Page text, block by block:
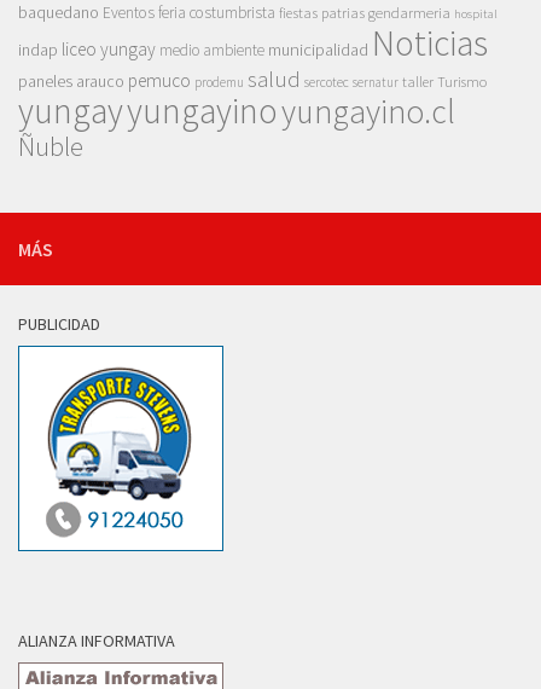
baquedano Eventosferia costumbrista fiestas patrias gendarmeria hospital
indap liceo yungay medio ambiente municipalidad Noticias
paneles arauco pemuco prodemu salud sercotec sernatur taller Turismo
yungayyungayinoyungayino.cl
Ñuble
MÁS
PUBLICIDAD
ALIANZA INFORMATIVA